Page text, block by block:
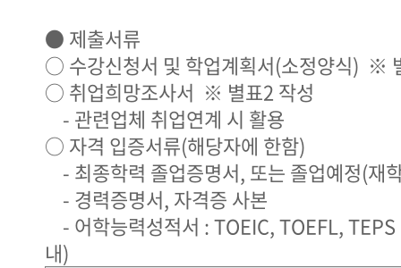
● 제출서류
○ 수강신청서 및 학업계획서(소정양식) ※
○ 취업희망조사서 ※ 별표2 작성
- 관련업체 취업연계 시 활용
○ 자격 입증서류(해당자에 한함)
- 최종학력 졸업증명서, 또는 졸업예정(재
- 경력증명서, 자격증 사본
- 어학능력성적서 : TOEIC, TOEFL,
내)